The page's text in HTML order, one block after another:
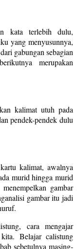
kata terlebih dulu,
yang menyusunnya,
gabungan sebagian
merupakan
kalimat utuh pada
pendek-pendek dulu
kalimat, awalnya
murid hingga murid
gambar
gambar itu jadi
cara mengajar
Belajar calistung
sebetulnya masing-